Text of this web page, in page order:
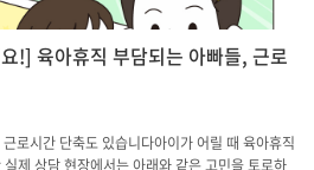
!] 육아휴직 부담되는 아빠들, 근로
로시간 단축도 있습니다아이가 어릴 때 육아휴직
제 상담 현장에서는 아래와 같은 고민을 토로하